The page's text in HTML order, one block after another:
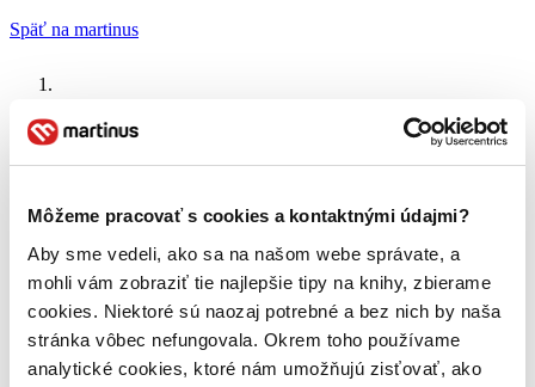
Môžeme pracovať s cookies a kontaktnými údajmi?
Aby sme vedeli, ako sa na našom webe správate, a
mohli vám zobraziť tie najlepšie tipy na knihy, zbierame
cookies. Niektoré sú naozaj potrebné a bez nich by naša
stránka vôbec nefungovala. Okrem toho používame
analytické cookies, ktoré nám umožňujú zisťovať, ako
Späť na martinus
Master & Commander: Odvrátená strana sveta
Náš príbeh
Náš zmysel
Galéria Martinusu
Zodpovednosť
Sme B Corp
Pomáhame ďalej